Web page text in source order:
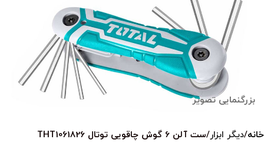
بزرگنمایی تصویر
خانه دیگر ابزار ست آلن 6 گوش چاقویی توتال THT1061826